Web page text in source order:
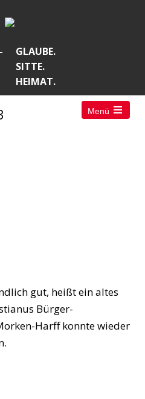
GLAUBE.
SITTE.
HEIMAT.
Menü
Open
gut, heißt ein altes
Bürger-
Harff konnte wieder